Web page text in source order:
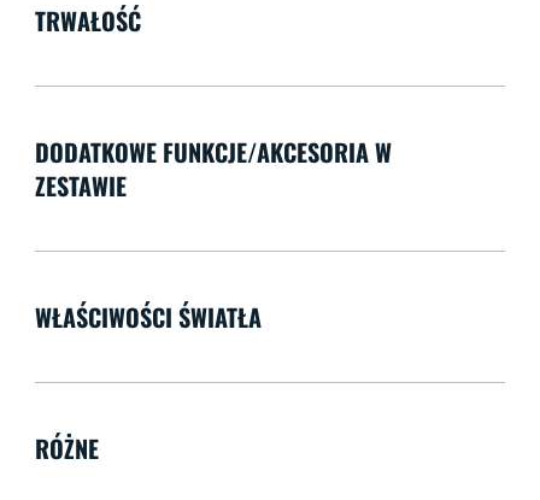
TRWAŁOŚĆ
DODATKOWE FUNKCJE/AKCESORIA W
ZESTAWIE
WŁAŚCIWOŚCI ŚWIATŁA
RÓŻNE